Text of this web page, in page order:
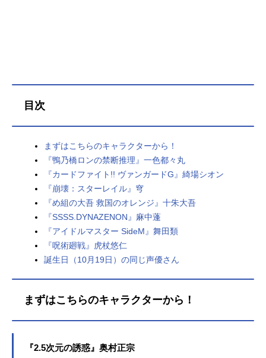
目次
まずはこちらのキャラクターから！
『鴨乃橋ロンの禁断推理』一色都々丸
『カードファイト!! ヴァンガードG』綺場シオン
『崩壊：スターレイル』穹
『め組の大吾 救国のオレンジ』十朱大吾
『SSSS.DYNAZENON』麻中蓬
『アイドルマスター SideM』舞田類
『呪術廻戦』虎杖悠仁
誕生日（10月19日）の同じ声優さん
まずはこちらのキャラクターから！
『2.5次元の誘惑』奥村正宗